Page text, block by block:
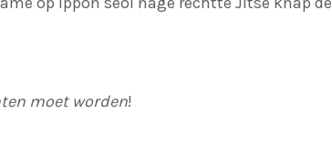
moet worden!